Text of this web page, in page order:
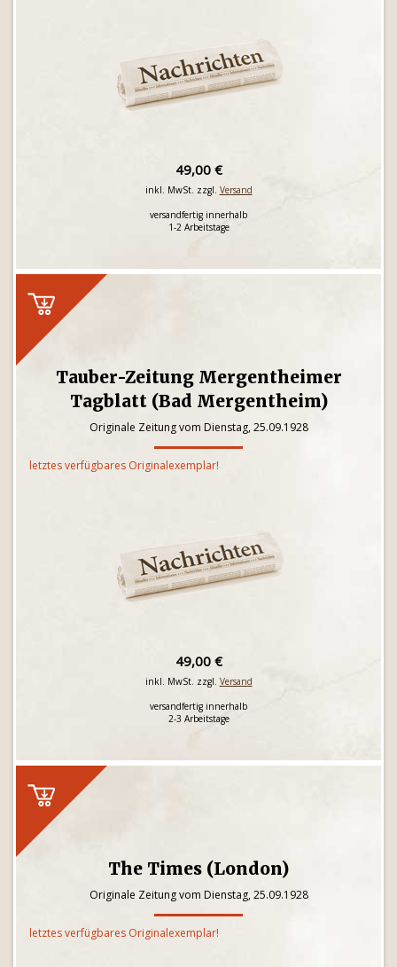
49,00 €
inkl. MwSt. zzgl. Versand
versandfertig innerhalb
1-2 Arbeitstage
Tauber-Zeitung Mergentheimer
Tagblatt (Bad Mergentheim)
Originale Zeitung vom Dienstag, 25.09.1928
letztes verfügbares Originalexemplar!
49,00 €
inkl. MwSt. zzgl. Versand
versandfertig innerhalb
2-3 Arbeitstage
The Times (London)
Originale Zeitung vom Dienstag, 25.09.1928
letztes verfügbares Originalexemplar!